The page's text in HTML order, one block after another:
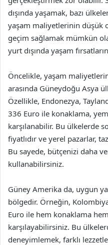
dışında yaşamak, bazı
yaşam maliyetlerinin düşük
geçim sağlamak mümkün
yurt dışında yaşam
Öncelikle, yaşam
arasında Güneydoğu Asya
Özellikle, Endonezya,
336 Euro ile konaklama,
karşılanabilir. Bu ülkelerde
fiyatlıdır ve yerel pazarlar,
Bu sayede, bütçenizi daha
kullanabilirsiniz.
Güney Amerika da, uygun
bölgedir. Örneğin,
Euro ile hem konaklama
karşılayabilirsiniz. Bu
deneyimlemek, farklı